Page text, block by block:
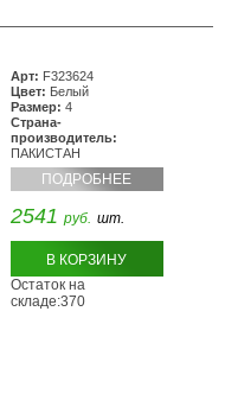
Арт: F323624
Цвет: Белый
Размер: 4
Страна-
производитель:
ПАКИСТАН
ПОДРОБНЕЕ
2541 руб. шт.
В КОРЗИНУ
Остаток на
складе:370